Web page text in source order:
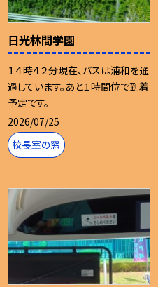
日光林間学園
１４時４２分現在、バスは浦和を通
過しています。あと１時間位で到着
予定です。
2026/07/25
校長室の窓